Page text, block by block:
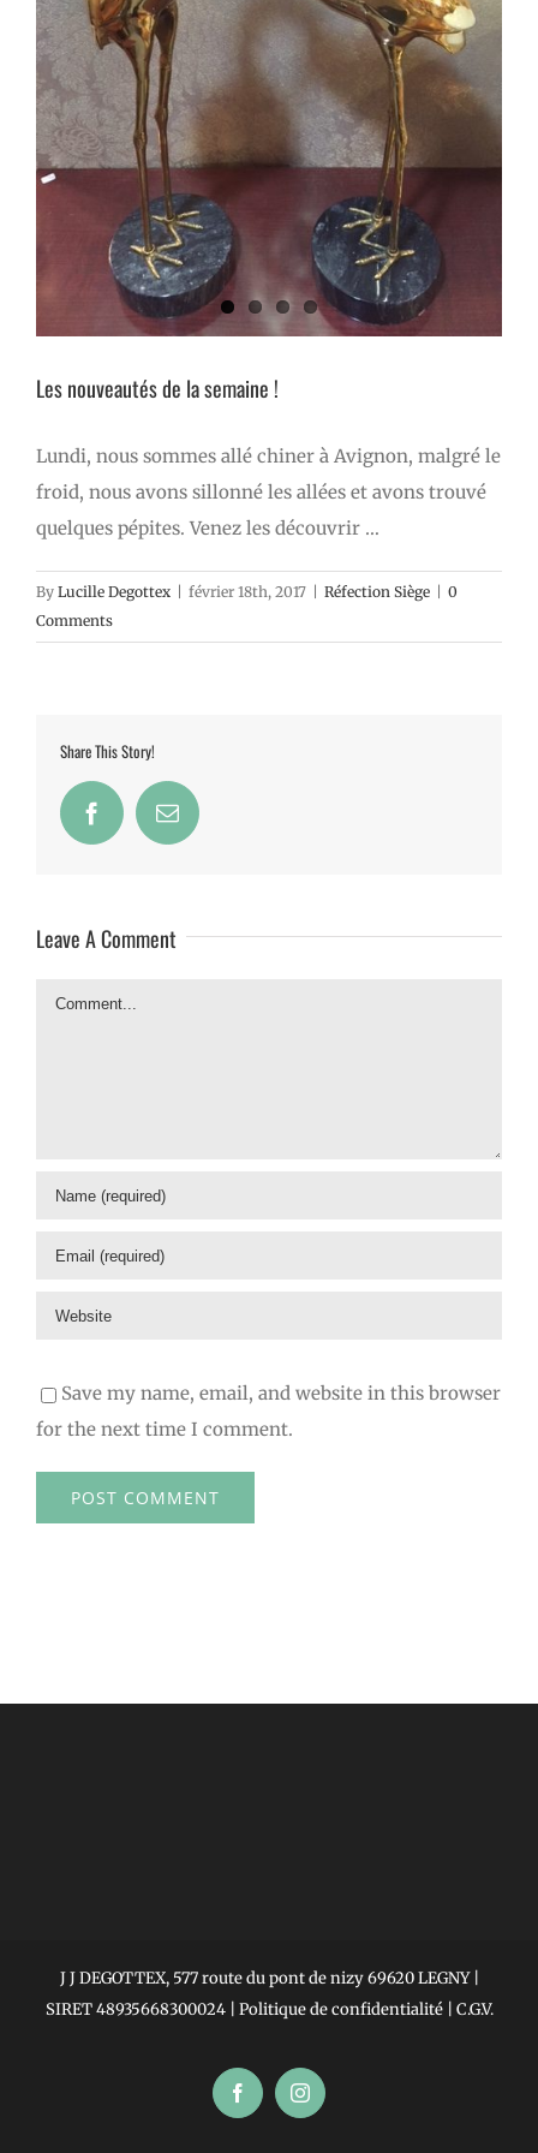
Les nouveautés de la semaine !
Lundi, nous sommes allé chiner à Avignon, malgré le
froid, nous avons sillonné les allées et avons trouvé
quelques pépites. Venez les découvrir …
By Lucille Degottex février 18th, 2017 Réfection Siège
0
Comments
Share This Story!
FacebookEmail
Leave A Comment
Comment
Save my name, email, and website in this browser
for the next time I comment.
J J DEGOTTEX, 577 route du pont de nizy 69620 LEGNY |
SIRET 48935668300024 | Politique de confidentialité| C.G.V.
FacebookInstagram